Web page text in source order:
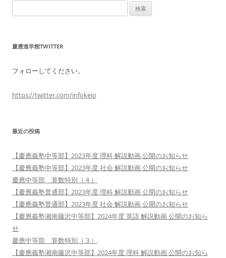
索:
慶應進学館TWITTER
フォローしてください。
https://twitter.com/infokeio
最近の投稿
【慶應義塾中等部】2023年度 理科 解説動画 公開のお知らせ
【慶應義塾中等部】2023年度 社会 解説動画 公開のお知らせ
慶應中等部 算数特別（４）
【慶應義塾普通部】2023年度 理科 解説動画 公開のお知らせ
【慶應義塾普通部】2023年度 社会 解説動画 公開のお知らせ
【慶應義塾湘南藤沢中等部】2024年度 英語 解説動画 公開のお知ら
せ
慶應中等部 算数特別（３）
【慶應義塾湘南藤沢中等部】2024年度 理科 解説動画 公開のお知ら